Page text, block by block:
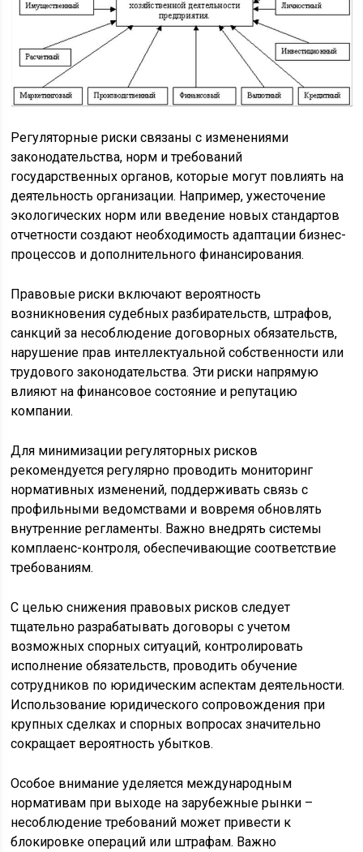
Регуляторные риски связаны с изменениями
законодательства, норм и требований
государственных органов, которые могут повлиять на
деятельность организации. Например, ужесточение
экологических норм или введение новых стандартов
отчетности создают необходимость адаптации бизнес-
процессов и дополнительного финансирования.
Правовые риски включают вероятность
возникновения судебных разбирательств, штрафов,
санкций за несоблюдение договорных обязательств,
нарушение прав интеллектуальной собственности или
трудового законодательства. Эти риски напрямую
влияют на финансовое состояние и репутацию
компании.
Для минимизации регуляторных рисков
рекомендуется регулярно проводить мониторинг
нормативных изменений, поддерживать связь с
профильными ведомствами и вовремя обновлять
внутренние регламенты. Важно внедрять системы
комплаенс-контроля, обеспечивающие соответствие
требованиям.
С целью снижения правовых рисков следует
тщательно разрабатывать договоры с учетом
возможных спорных ситуаций, контролировать
исполнение обязательств, проводить обучение
сотрудников по юридическим аспектам деятельности.
Использование юридического сопровождения при
крупных сделках и спорных вопросах значительно
сокращает вероятность убытков.
Особое внимание уделяется международным
нормативам при выходе на зарубежные рынки –
несоблюдение требований может привести к
блокировке операций или штрафам. Важно